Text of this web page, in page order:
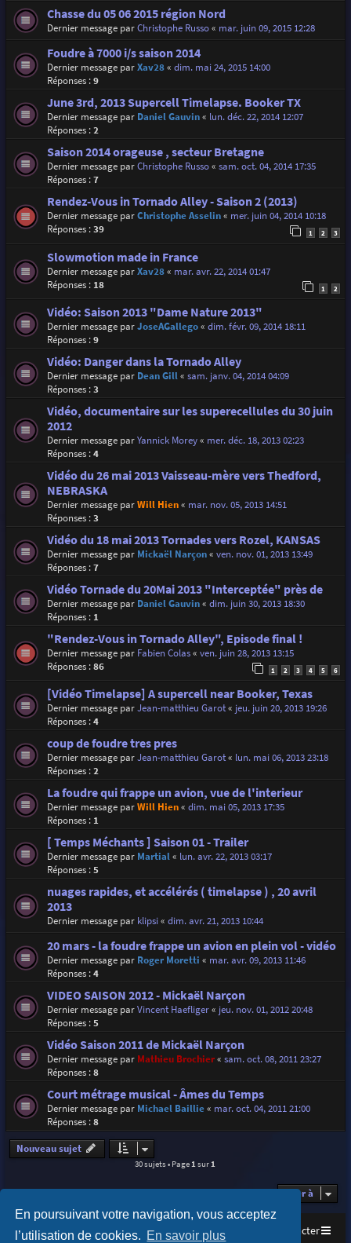
En poursuivant votre navigation, vous acceptez
l’utilisation de cookies. En savoir plus
Chasse du 05 06 2015 région Nord
Dernier message parChristophe Russo« mar. juin 09, 2015 12:28
Foudre à 7000 i/s saison 2014
Dernier message parXav28« dim. mai 24, 2015 14:00
Réponses :9
June 3rd, 2013 Supercell Timelapse. Booker TX
Dernier message par Daniel Gauvin« lun. déc. 22, 2014 12:07
Réponses :2
Saison 2014 orageuse , secteur Bretagne
Dernier message parChristophe Russo« sam. oct. 04, 2014 17:35
Réponses :7
Rendez-Vous in Tornado Alley - Saison 2 (2013)
Dernier message parChristophe Asselin« mer. juin 04, 2014 10:18
Réponses :39 1 2 3
Slowmotion made in France
Dernier message parXav28« mar. avr. 22, 2014 01:47
Réponses : 18 1 2
Vidéo: Saison 2013 "Dame Nature 2013"
Dernier message parJoseAGallego« dim. févr. 09, 2014 18:11
Réponses :9
Vidéo: Danger dans la Tornado Alley
Dernier message par Dean Gill« sam. janv. 04, 2014 04:09
Réponses :3
Vidéo, documentaire sur les superecellules du 30 juin
2012
Dernier message parYannick Morey« mer. déc. 18, 2013 02:23
Réponses :4
Vidéo du 26 mai 2013 Vaisseau-mère vers Thedford,
NEBRASKA
Dernier message parWill Hien« mar. nov. 05, 2013 14:51
Réponses :3
Vidéo du 18 mai 2013 Tornades vers Rozel, KANSAS
Dernier message par Mickaël Narçon« ven. nov. 01, 2013 13:49
Réponses :7
Vidéo Tornade du 20Mai 2013 "Interceptée" près de
Dernier message par Daniel Gauvin« dim. juin 30, 2013 18:30
Réponses : 1
"Rendez-Vous in Tornado Alley", Episode final !
Dernier message par Fabien Colas« ven. juin 28, 2013 13:15
Réponses :86 1 2 3 4 5 6
[Vidéo Timelapse] A supercell near Booker, Texas
Dernier message parJean-matthieu Garot« jeu. juin 20, 2013 19:26
Réponses :4
coup de foudre tres pres
Dernier message parJean-matthieu Garot« lun. mai 06, 2013 23:18
Réponses :2
La foudre qui frappe un avion, vue de l'interieur
Dernier message parWill Hien« dim. mai 05, 2013 17:35
Réponses : 1
[ Temps Méchants ] Saison 01 - Trailer
Dernier message par Martial« lun. avr. 22, 2013 03:17
Réponses :5
nuages rapides, et accélérés ( timelapse ) , 20 avril
2013
Dernier message par klipsi« dim. avr. 21, 2013 10:44
20 mars - la foudre frappe un avion en plein vol - vidéo
Dernier message par Roger Moretti « mar. avr. 09, 2013 11:46
Réponses :4
VIDEO SAISON 2012 - Mickaël Narçon
Dernier message parVincent Haefliger« jeu. nov. 01, 2012 20:48
Réponses :5
Vidéo Saison 2011 de Mickaël Narçon
Dernier message par Mathieu Brochier« sam. oct. 08, 2011 23:27
Réponses :8
Court métrage musical - Âmes du Temps
Dernier message par Michael Baillie« mar. oct. 04, 2011 21:00
Réponses :8
Nouveau sujet
30 sujets • Page1sur1
Aller à
Accueil Index du forum Nous contacter